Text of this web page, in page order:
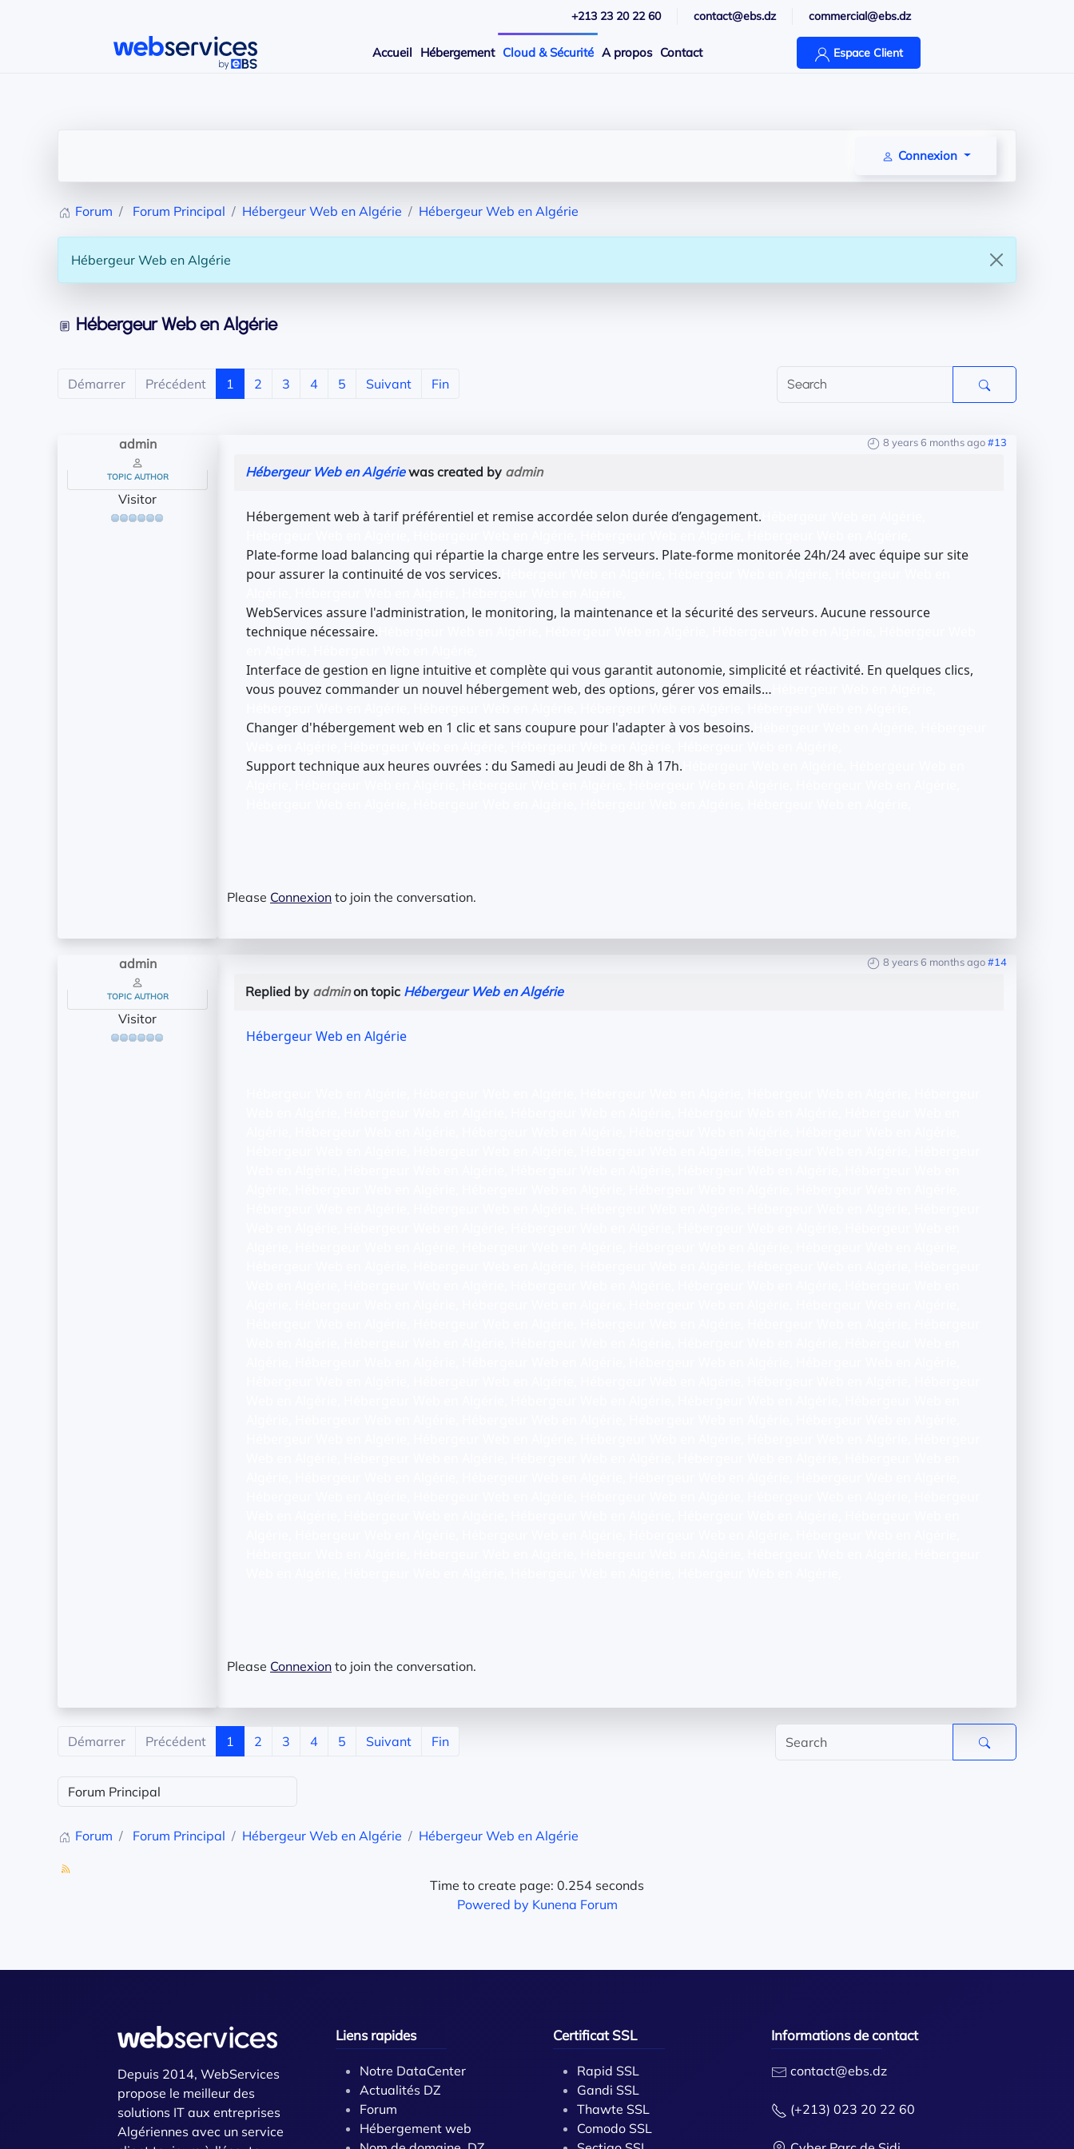
Accéder au contenu principal
+213 23 20 22 60 contact@ebs.dz commercial@ebs.dz
Accueil Hébergement Cloud & Sécurité A propos Contact Espace Client
Connexion
Forum Forum Principal Hébergeur Web en Algérie Hébergeur Web en Algérie
Hébergeur Web en Algérie
Hébergeur Web en Algérie
Démarrer Précédent 1 2 3 4 5 Suivant Fin
admin
TOPIC AUTHOR
Visitor
8 years 6 months ago#13
Hébergeur Web en Algériewas created by admin
Hébergement web à tarif préférentiel et remise accordée selon durée d’engagement.
Plate-forme load balancing qui répartie la charge entre les serveurs. Plate-forme monitorée 24h/24 avec équipe sur site
pour assurer la continuité de vos services.
WebServices assure l'administration, le monitoring, la maintenance et la sécurité des serveurs. Aucune ressource
technique nécessaire.
Interface de gestion en ligne intuitive et complète qui vous garantit autonomie, simplicité et réactivité. En quelques clics,
vous pouvez commander un nouvel hébergement web, des options, gérer vos emails…
Changer d'hébergement web en 1 clic et sans coupure pour l'adapter à vos besoins.
Support technique aux heures ouvrées : du Samedi au Jeudi de 8h à 17h.
Please Connexion to join the conversation.
admin
TOPIC AUTHOR
Visitor
8 years 6 months ago#14
Replied by adminon topic Hébergeur Web en Algérie
Hébergeur Web en Algérie
Please Connexion to join the conversation.
Démarrer Précédent 1 2 3 4 5 Suivant Fin
Forum Forum Principal Hébergeur Web en Algérie Hébergeur Web en Algérie
Time to create page: 0.254 seconds
Powered by Kunena Forum
Depuis 2014, WebServices
propose le meilleur des
solutions IT aux entreprises
Algériennes avec un service
Liens rapides
Notre DataCenter
Actualités DZ
Forum
Hébergement web
Certificat SSL
Rapid SSL
Gandi SSL
Thawte SSL
Comodo SSL
Informations de contact
contact@ebs.dz
(+213) 023 20 22 60